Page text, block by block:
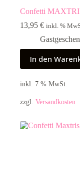
Confetti
13,95 € inkl. %
In den
inkl. 7 % MwSt.
zzgl. Versandkosten